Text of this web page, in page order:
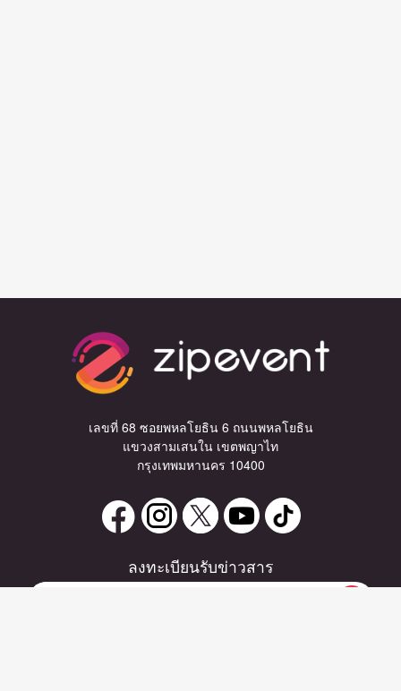
เลขที่ 68 ซอยพหลโยธิน 6 ถนนพหลโยธิน
แขวงสามเสนใน เขตพญาไท
กรุงเทพมหานคร 10400
ลงทะเบียนรับข่าวสาร